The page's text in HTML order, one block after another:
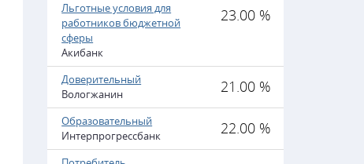
Льготные условия для
работников бюджетной
сферы
Акибанк
23.00 %
Доверительный
Вологжанин
21.00 %
Образовательный
Интерпрогрессбанк
22.00 %